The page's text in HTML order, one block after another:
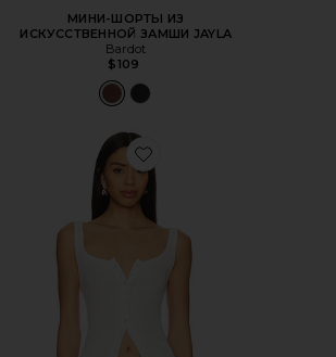
МИНИ-ШОРТЫ ИЗ
ИСКУССТВЕННОЙ ЗАМШИ JAYLA
Bardot
$109
Favorite КАМИ С ПЕРФОРАЦИЕЙ